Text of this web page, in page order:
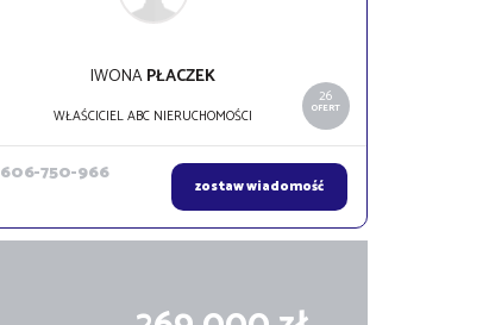
26
OFERT
IWONAPŁACZEK
WŁAŚCICIEL ABC NIERUCHOMOŚCI
606-750-966 zostaw wiadomość